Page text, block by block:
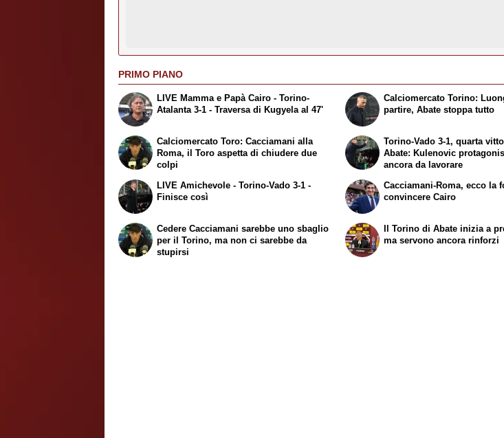
PRIMO PIANO
LIVE Mamma e Papà Cairo - Torino-
Atalanta 3-1 - Traversa di Kugyela al 47'
Calciomercato Toro: Cacciamani alla
Roma, il Toro aspetta di chiudere due
colpi
Calciomercato Torino:
partire, Abate stoppa tutto
Torino-Vado 3-1, quarta
Abate: Kulenovic
ancora da lavorare
LIVE Amichevole - Torino-Vado 3-1 -
Finisce così
Cedere Cacciamani sarebbe uno sbaglio
per il Torino, ma non ci sarebbe da
stupirsi
Cacciamani-Roma, ecco la
convincere Cairo
Il Torino di Abate inizia a
ma servono ancora rinforzi